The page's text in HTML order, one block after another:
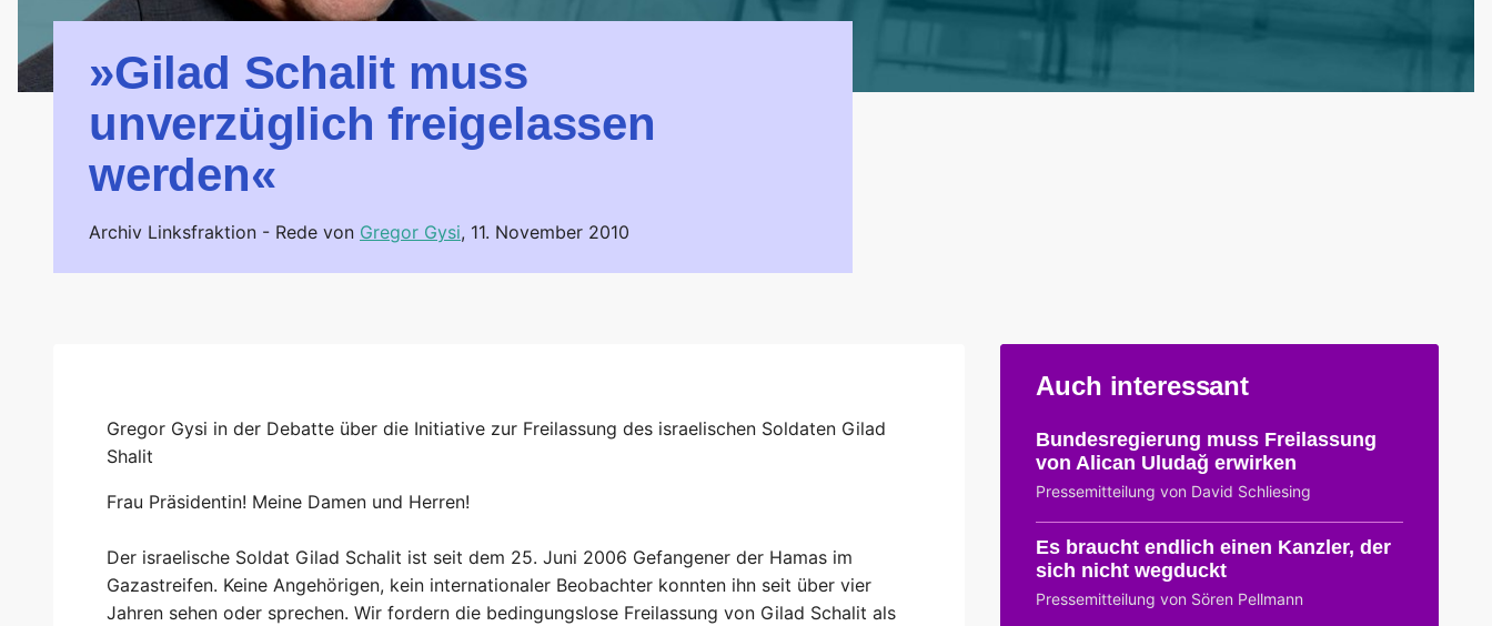
»Gilad Schalit muss
unverzüglich freigelassen
werden«
Archiv Linksfraktion - Rede von Gregor Gysi, 11. November 2010
Gregor Gysi in der Debatte über die Initiative zur Freilassung des israelischen Soldaten Gilad
Shalit
Frau Präsidentin! Meine Damen und Herren!
Der israelische Soldat Gilad Schalit ist seit dem 25. Juni 2006 Gefangener der Hamas im
Gazastreifen. Keine Angehörigen, kein internationaler Beobachter konnten ihn seit über vier
Jahren sehen oder sprechen. Wir fordern die bedingungslose Freilassung von Gilad Schalit als
Auch interessant
Bundesregierung muss Freilassung
von Alican Uludağ erwirken
Pressemitteilung von David Schliesing
Es braucht endlich einen Kanzler, der
sich nicht wegduckt
Pressemitteilung von Sören Pellmann